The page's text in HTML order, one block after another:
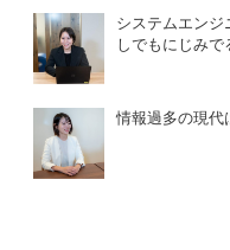
システムエンジ
しでもにじみで
情報過多の現代